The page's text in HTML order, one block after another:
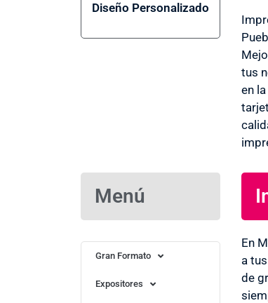
Sierra
Imprenta en Puebla de la Sierra
Servicios de diseño opcional
Más Información
Diseño Personalizado
tus
en
Menú
Gran Formato
Expositores
En
a
de